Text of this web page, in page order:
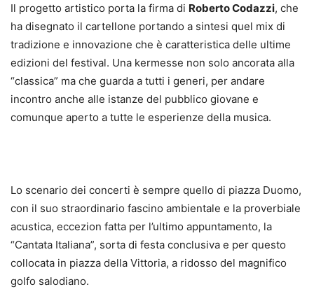
Il progetto artistico porta la firma di Roberto Codazzi, che
ha disegnato il cartellone portando a sintesi quel mix di
tradizione e innovazione che è caratteristica delle ultime
edizioni del festival. Una kermesse non solo ancorata alla
“classica” ma che guarda a tutti i generi, per andare
incontro anche alle istanze del pubblico giovane e
comunque aperto a tutte le esperienze della musica.
Lo scenario dei concerti è sempre quello di piazza Duomo,
con il suo straordinario fascino ambientale e la proverbiale
acustica, eccezion fatta per l’ultimo appuntamento, la
“Cantata Italiana”, sorta di festa conclusiva e per questo
collocata in piazza della Vittoria, a ridosso del magnifico
golfo salodiano.